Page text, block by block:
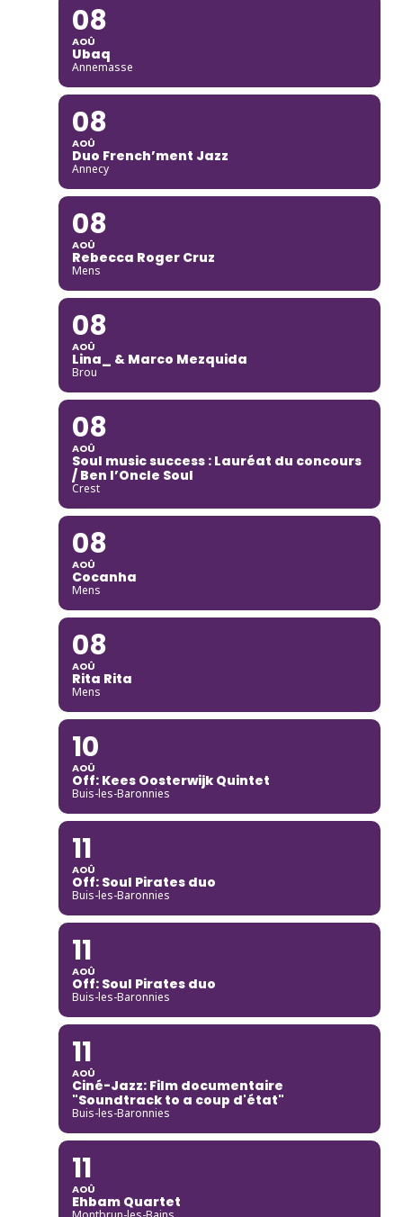
08
AOÛ
Ubaq
Annemasse
08
AOÛ
Duo French’ment Jazz
Annecy
08
AOÛ
Rebecca Roger Cruz
Mens
08
AOÛ
Lina_ & Marco Mezquida
Brou
08
AOÛ
Soul music success : Lauréat du concours
/ Ben l’Oncle Soul
Crest
08
AOÛ
Cocanha
Mens
08
AOÛ
Rita Rita
Mens
10
AOÛ
Off: Kees Oosterwijk Quintet
Buis-les-Baronnies
11
AOÛ
Off: Soul Pirates duo
Buis-les-Baronnies
11
AOÛ
Off: Soul Pirates duo
Buis-les-Baronnies
11
AOÛ
Ciné-Jazz: Film documentaire
"Soundtrack to a coup d'état"
Buis-les-Baronnies
11
AOÛ
Ehbam Quartet